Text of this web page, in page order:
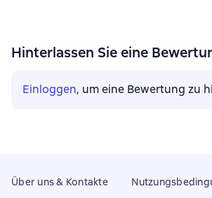
Hinterlassen Sie eine
Einloggen, um eine Bewertung zu
Über uns & Kontakte